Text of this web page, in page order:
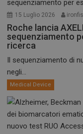
15 Luglio 2026
Roche lancia
sequenziamento
ricerca
Il sequenziamento di
negli...
Medical Device